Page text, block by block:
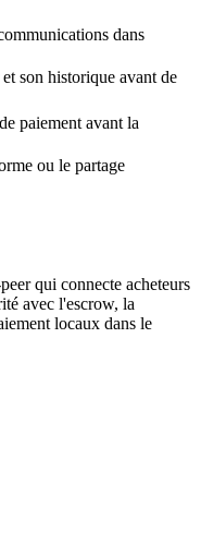
dans
son historique avant de
paiement avant la
ou le partage
qui connecte acheteurs
avec l'escrow, la
locaux dans le